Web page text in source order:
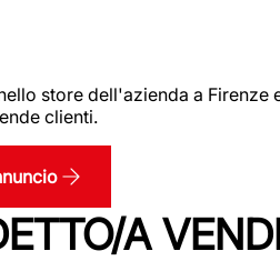
store dell'azienda a
clienti.
A